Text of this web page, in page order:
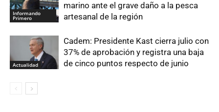
Informando
Primero
marino ante el grave daño a la pesca
artesanal de la región
Actualidad
Cadem: Presidente Kast cierra julio con
37% de aprobación y registra una baja
de cinco puntos respecto de junio